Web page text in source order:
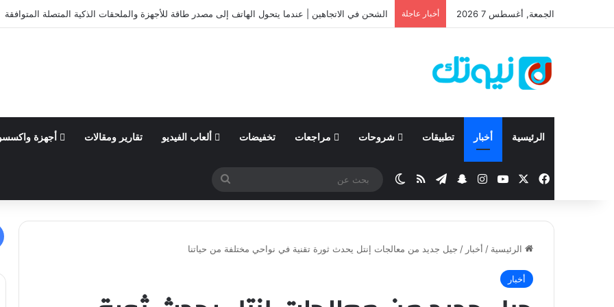
الجمعة, أغسطس 7 2026 أخبار عاجلة نيسان تعلن نتائجها المالية للربع الأول من السنة المالية 2026 وتؤكد توقعاتها المالية للعام
الرئيسية أخبار تطبيقات شروحات مراجعات تخفيضات ألعاب الفيديو تقارير ومقالات أجهزة
فيسبوك ‫YouTubeانستقرامسناب تشات
تيلقرامملخص الموقع RSS
الوضع المظلم
عن
الرئيسية / أخبار / جيل جديد من معالجات إنتل يحدث ثورة تقنية في نواحي مختلفة من حياتنا
أخبار